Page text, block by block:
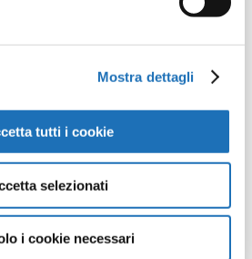
Mostra dettagli
tutti i cookie
selezionati
i cookie necessari
per il
News
estivo
Giu 2026 |